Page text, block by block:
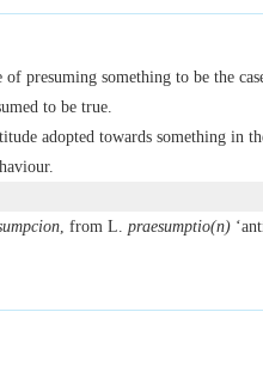
of presuming something to be the
to be true.
adopted towards something in
, from L. praesumptio(n)